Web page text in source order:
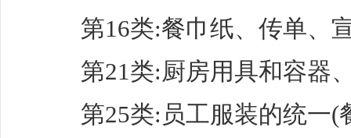
第16类:餐巾纸、传单、
第21类:厨房用具和容器
第25类:员工服装的统一(